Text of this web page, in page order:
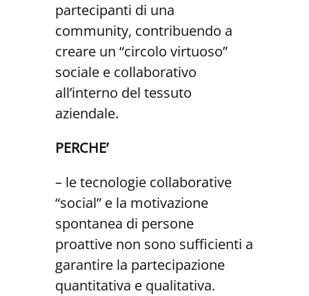
partecipanti di una
community, contribuendo a
creare un “circolo virtuoso”
sociale e collaborativo
all’interno del tessuto
aziendale.
PERCHE’
– le tecnologie collaborative
“social” e la motivazione
spontanea di persone
proattive non sono sufficienti a
garantire la partecipazione
quantitativa e qualitativa.